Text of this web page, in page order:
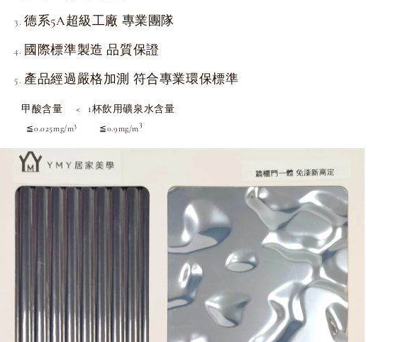
德系5A超級工廠 專業團隊
國際標準製造 品質保證
產品經過嚴格加測 符合專業環保標準
甲酸含量 < 1杯飲用礦泉水含量
≦0.025mg/m3 ≦0.9mg/m3